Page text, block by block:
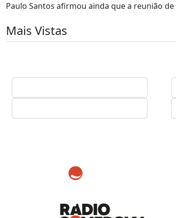
Paulo Santos afirmou ainda que a reunião
Mais Vistas